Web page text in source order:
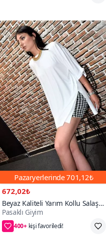
Pazaryerlerinde701,12₺
672,02₺
Beyaz Kaliteli Yarım Kollu Salaş
Bol Oversize Uzun Tunik T-shirt
Pasaklı Giyim
400+
2. ürüne 50₺ indirim